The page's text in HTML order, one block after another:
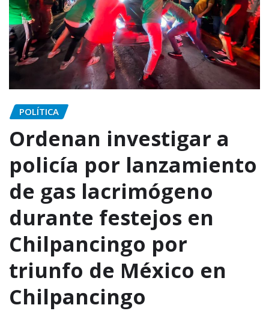
POLÍTICA
Ordenan investigar a
policía por lanzamiento
de gas lacrimógeno
durante festejos en
Chilpancingo por
triunfo de México en
Chilpancingo